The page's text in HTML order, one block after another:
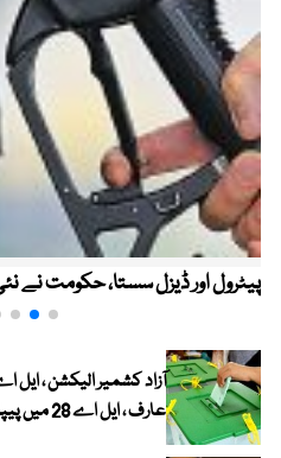
پیٹرول اور ڈیزل سستا، حکومت نے
عارف ، ایل اے 28 میں پیپلز پارٹی کے بازل نقوی کامیاب